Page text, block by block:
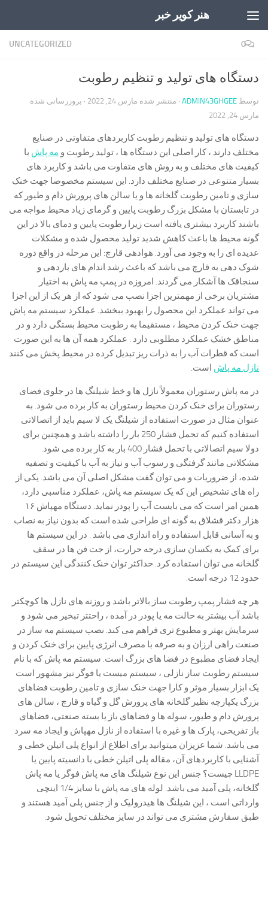
هنر کویر خبر
UNCATEGORIZED 0
دستگاه های تولید و تنظیم رطوبت
توسط ADMIN43GHGEE · منتشر شده مارس 24, 2022
· بروزرسانی شده
مارس 24, 2022
دستگاه های تولید و تنظیم رطوبت کاربردهای متفاوتی در صنایع
مختلف دارند ، کار اصلی این دستگاه ها ، تولید رطوبت و مه پاش با
کیفیت های مختلف و به روش های متفاوت می باشد و کاربرد های
بسیار متنوعی در صنایع مختلف دارد. این سیستم مخصوصا جهت خنک
سازی و تامین رطوبت گلخانه ها و یا سالن های پرورش دام و طیور که
در تابستان با مشکل بزرگ رطوبت پایین و گرمای زیاد محیط مواجه می
باشند کاربرد بیشتری یافته است زیرا رطوبت پایین و دمای بالا در این
گونه محیط ها باعث کاهش شدید تولید محصول شده و مشکلات
عدیده ای را به وجود می آورد. هوادهی قارچ: این مرحله در واقع دوره
شوک دهی به قارچ می باشد که باعث رشد اندام های باردهی و
سنجاقک ها آشکار می گردند. امروزه در پمپ مه پاش به اختیار
مشتریان برخی از مهمترین اجزا نصب می شود که از هر یک از این اجزا
می تواند عملکرد این محصول را بهبود ببخشد. عملکرد سيستم مه پاش
جهت خنک کردن محیط ، مستقيما به رطوبت محيط بستگی دارد و در
مناطق خشک عملکرد مطلوبی دارد . عملکرد همه آن ها به این صورت
است که قطرات آب را به ذرات ریز تبدیل کرده در محیط پخش می کنند
نازل مه پاش است.
در مه پاش رستوران معمولاً نازل ها و خط شیلنگ ها در جلوی فضای
رستوران برای خنک کردن محیط رستوران به کار برده می شود. به
عنوان مثال در صورت استفاده از شیلنگ یک لا سیم باید از اتصالاتی
استفاده کنیم که تحمل فشار 250 بار را داشته باشد و همچنین برای
دولا سیم اتصالاتی با تحمل فشار 400 بار به کار برده می شود.
مشکلاتی مانند گرفتگی و رسوب آب و نیاز به آب با کیفیت و تصفیه
شده، از ضروریات و می توان گفت مشکل اصلی آن می باشد. یکی از
راه های تشخیص این که یک سیستم مه پاش، عملکرد مناسبی دارد،
همین امر است که می بایست آب را پودر نماید. دستگاه مهپاش ۱۶
هزار دکتر قشلاق به گونه ای طراحی شده است که بدون نیاز به نصاب
و به آسانی قابل استفاده و راه اندازی می باشد . در این سیستم ها
برای کمک به یکسان سازی درجه حرارت، از جت فن ها در سقف
گلخانه می توان استفاده کرد. حداکثر توان خنک کنندگی این سیستم در
حدود 12 درجه است.
هر چه فشار پمپ رطوبت ساز بالاتر باشد و روزنه های نازل ها کوچکتر
باشد آب بیشتر به حالت مه یا پودر در آمده ، راحتتر تبخیر می شود و
سرمایش بهتر و مطبوع تری فراهم می کند. نصب سیستم مه ساز در
صنعت راهی ارزان و به صرفه با مصرف انرژی پایین برای خنک کردن و
ایجاد فضای مطبوع در فضا های بزرگ است. سیستم مه پاش که با نام
سیستم رطوبت ساز نازلی ، سیستم میست یا فوگر نیز مشهور است
یک ابزار بسیار موثر و کارا جهت خنک سازی و تامین رطوبت فضاهای
بزرگ یکپارچه نظیر گلخانه های پرورش گل و گیاه و قارچ ، سالن های
پرورش دام و طیور، سوله ها و فضاهای باز یا بسته صنعتی، فضاهای
باز تفریحی، پارک ها و غیره با استفاده از نازل مهپاش و ایجاد مه سرد
می باشد. شما عزیزان میتوانید برای اطلاع از انواع پلی اتیلن خطی و
آشنایی با کاربردهای آن، مقاله پلی اتیلن خطی با دانسیته پایین یا
LLDPE چیست؟ جنس این نوع شیلنگ های مه پاش فوگر یا مه پاش
گلخانه، پلی آمید می باشد. لوله های مه پاش با سایز 1/4 اینچی
وارداتی است ، این شیلنگ ها هیدرولیک و از جنس پلی آمید هستند و
طبق سفارش مشتری می تواند در سایز مختلف تحویل شود.